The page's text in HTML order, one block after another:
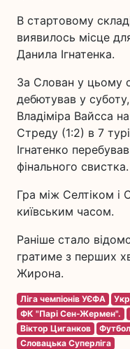
В стартовому
виявилось місце
Данила Ігнатенка.
За Слован у цьому
дебютував у
Владіміра Вайсса
Стреду (1:2) в 7
Ігнатенко
фінального свистка.
Гра між Селтіком і
київським часом.
Раніше стало
гратиме з перших
Жирона.
Ліга чемпіонів УЄФА
ФК "Парі Сен-Жермен".
Віктор Циганков
Словацька Суперліга